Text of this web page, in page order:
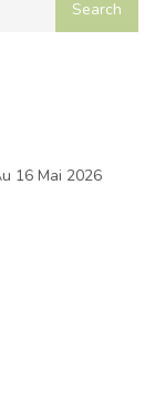
16 Mai 2026